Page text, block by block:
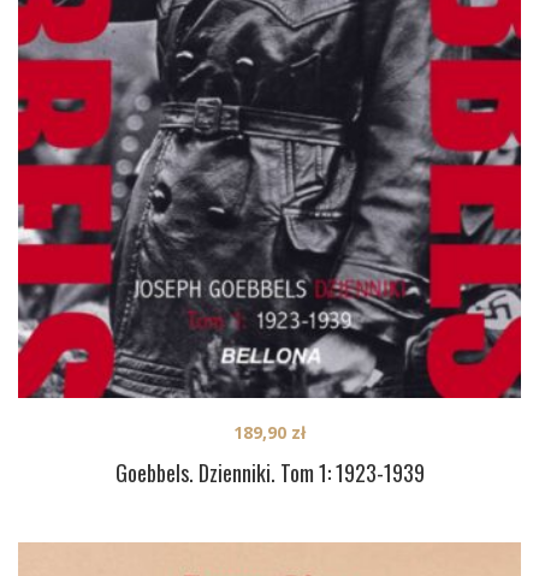
Goebbels. Dzienniki. Tom 1: 1923-1939
189,90 zł